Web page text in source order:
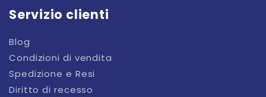
Servizio clienti
Blog
Condizioni di vendita
Spedizione e Resi
Diritto di recesso